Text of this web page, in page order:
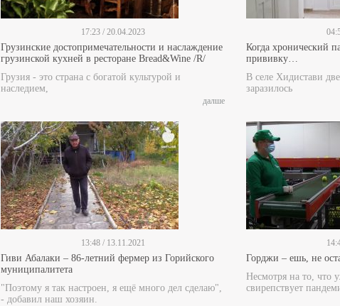
17:23 / 20.04.2023
Грузинские достопримечательности и наслаждение
грузинской кухней в ресторане Bread&Wine /R/
Грузия - это страна с богатой культурой и
наследием,
далше
Когда хронический
прививку…
В селе Хидистави
заразилось
13:48 / 13.11.2021
Гиви Абалаки – 86-летний фермер из Горийского
муниципалитета
"Поэтому я так настроен, я ещё много дел сделаю",
- добавил наш хозяин.
Горджи – ешь, не
Несмотря на то, что
свирепствует